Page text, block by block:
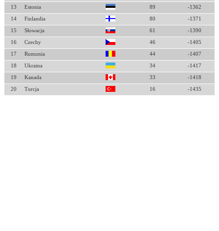
13 Estonia 89 -1362
14 Finlandia 80 -1371
15 Słowacja 61 -1390
16 Czechy 46 -1405
17 Rumunia 44 -1407
18 Ukraina 34 -1417
19 Kanada 33 -1418
20 Turcja 16 -1435